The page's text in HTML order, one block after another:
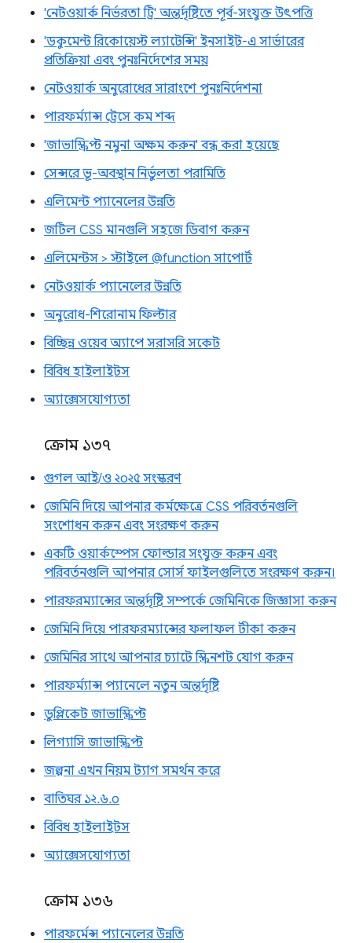
'নেটওয়ার্ক নির্ভরতা ট্রি' অন্তর্দৃষ্টিতে পূর্ব-সংযুক্ত উৎপত্তি
'ডকুমেন্ট রিকোয়েস্ট ল্যাটেন্সি' ইনসাইট-এ সার্ভারের
প্রতিক্রিয়া এবং পুনঃনির্দেশের সময়
নেটওয়ার্ক অনুরোধের সারাংশে পুনঃনির্দেশনা
পারফর্ম্যান্স ট্রেসে কম শব্দ
'জাভাস্ক্রিপ্ট নমুনা অক্ষম করুন' বন্ধ করা হয়েছে
সেন্সরে ভূ-অবস্থান নির্ভুলতা পরামিতি
এলিমেন্ট প্যানেলের উন্নতি
জটিল CSS মানগুলি সহজে ডিবাগ করুন
এলিমেন্টস > স্টাইলে @function সাপোর্ট
নেটওয়ার্ক প্যানেলের উন্নতি
অনুরোধ-শিরোনাম ফিল্টার
বিচ্ছিন্ন ওয়েব অ্যাপে সরাসরি সকেট
বিবিধ হাইলাইটস
অ্যাক্সেসযোগ্যতা
ক্রোম ১৩৭
গুগল আই/ও ২০২৫ সংস্করণ
জেমিনি দিয়ে আপনার কর্মক্ষেত্রে CSS পরিবর্তনগুলি
সংশোধন করুন এবং সংরক্ষণ করুন
একটি ওয়ার্কস্পেস ফোল্ডার সংযুক্ত করুন এবং
পরিবর্তনগুলি আপনার সোর্স ফাইলগুলিতে সংরক্ষণ করুন।
পারফরম্যান্সের অন্তর্দৃষ্টি সম্পর্কে জেমিনিকে জিজ্ঞাসা করুন
জেমিনি দিয়ে পারফরম্যান্সের ফলাফল টীকা করুন
জেমিনির সাথে আপনার চ্যাটে স্ক্রিনশট যোগ করুন
পারফর্ম্যান্স প্যানেলে নতুন অন্তর্দৃষ্টি
ডুপ্লিকেট জাভাস্ক্রিপ্ট
লিগ্যাসি জাভাস্ক্রিপ্ট
জল্পনা এখন নিয়ম ট্যাগ সমর্থন করে
বাতিঘর ১২.৬.০
বিবিধ হাইলাইটস
অ্যাক্সেসযোগ্যতা
ক্রোম ১৩৬
পারফর্মেন্স প্যানেলের উন্নতি